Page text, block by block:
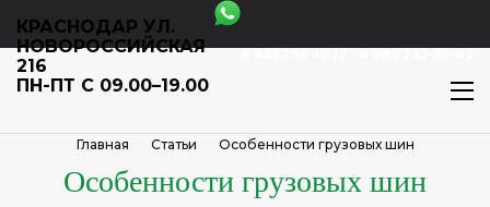
КРАСНОДАР УЛ.
НОВОРОССИЙСКАЯ
216
ПН-ПТ С 09.00–19.00
8 861 298-17-12 8 989 262-55-83
Главная Статьи Особенности грузовых шин
Особенности грузовых шин